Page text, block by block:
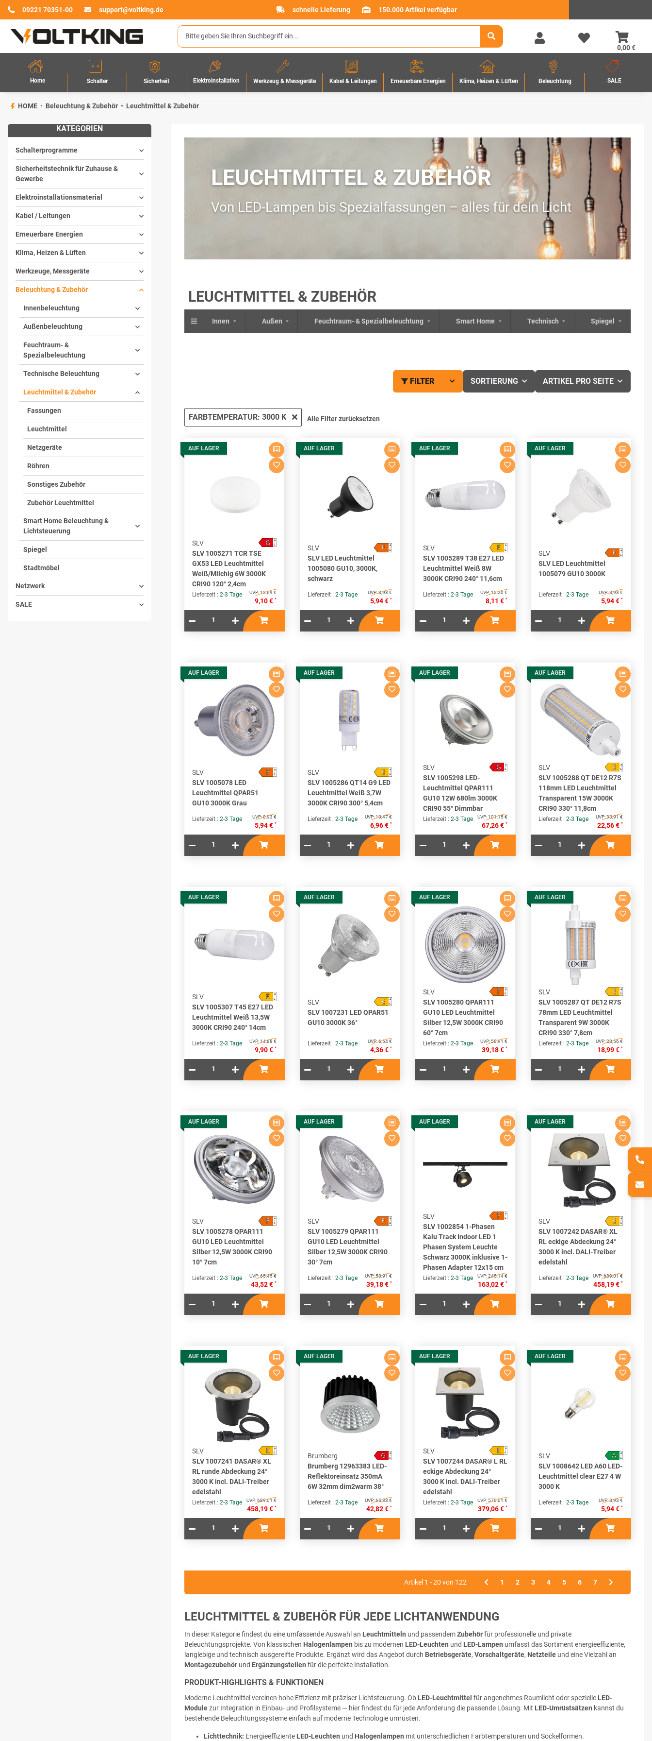
09221 70351-00 support@voltking.de schnelle Lieferung 150.000 Artikel verfügbar
0,00 €
Home Schalter Sicherheit Elektroinstallation Werkzeug & Messgeräte Kabel & Leitungen Erneuerbare Energien Klima, Heizen & Lüften Beleuchtung SALE
HOME Beleuchtung & Zubehör Leuchtmittel & Zubehör
LEUCHTMITTEL & ZUBEHÖR
Von LED-Lampen bis Spezialfassungen – alles für dein Licht
LEUCHTMITTEL & ZUBEHÖR
Innen Außen Feuchtraum- & Spezialbeleuchtung Smart Home Technisch Spiegel
FILTER SORTIERUNG ARTIKEL PRO SEITE
FARBTEMPERATUR: 3000 K Alle Filter zurücksetzen
AUF LAGER
SLV
SLV 1005271 TCR TSE
GX53 LED Leuchtmittel
Weiß/Milchig 6W 3000K
CRI90 120° 2,4cm
Lieferzeit : 2-3 Tage UVP:13,69 €
9,10 € *
A
↑
G
G
AUF LAGER
SLV
SLV LED Leuchtmittel
1005080 GU10, 3000K,
schwarz
Lieferzeit : 2-3 Tage UVP:8,93 €
5,94 € *
A
↑
G
F
AUF LAGER
SLV
SLV 1005289 T38 E27 LED
Leuchtmittel Weiß 8W
3000K CRI90 240° 11,6cm
Lieferzeit : 2-3 Tage UVP:12,20 €
8,11 € *
A
↑
G
E
AUF LAGER
SLV
SLV LED Leuchtmittel
1005079 GU10 3000K
Lieferzeit : 2-3 Tage UVP:8,93 €
5,94 € *
A
↑
G
F
AUF LAGER
SLV
SLV 1005078 LED
Leuchtmittel QPAR51
GU10 3000K Grau
Lieferzeit : 2-3 Tage UVP:8,93 €
5,94 € *
A
↑
G
F
AUF LAGER
SLV
SLV 1005286 QT14 G9 LED
Leuchtmittel Weiß 3,7W
3000K CRI90 300° 5,4cm
Lieferzeit : 2-3 Tage UVP:10,47 €
6,96 € *
A
↑
G
E
AUF LAGER
SLV
SLV 1005298 LED-
Leuchtmittel QPAR111
GU10 12W 680lm 3000K
CRI90 55° Dimmbar
Lieferzeit : 2-3 Tage UVP:101,15 €
67,26 € *
A
↑
G
G
AUF LAGER
SLV
SLV 1005288 QT DE12 R7S
118mm LED Leuchtmittel
Transparent 15W 3000K
CRI90 330° 11,8cm
Lieferzeit : 2-3 Tage UVP:33,91 €
22,56 € *
A
↑
G
E
AUF LAGER
SLV
SLV 1005307 T45 E27 LED
Leuchtmittel Weiß 13,5W
3000K CRI90 240° 14cm
Lieferzeit : 2-3 Tage UVP:14,88 €
9,90 € *
A
↑
G
E
AUF LAGER
SLV
SLV 1007231 LED QPAR51
GU10 3000K 36°
Lieferzeit : 2-3 Tage UVP:6,54 €
4,36 € *
A
↑
G
E
AUF LAGER
SLV
SLV 1005280 QPAR111
GU10 LED Leuchtmittel
Silber 12,5W 3000K CRI90
60° 7cm
Lieferzeit : 2-3 Tage UVP: 58,91 €
39,18 € *
A
↑
G
F
AUF LAGER
SLV
SLV 1005287 QT DE12 R7S
78mm LED Leuchtmittel
Transparent 9W 3000K
CRI90 330° 7,8cm
Lieferzeit : 2-3 Tage UVP:28,56 €
18,99 € *
A
↑
G
E
AUF LAGER
SLV
SLV 1005278 QPAR111
GU10 LED Leuchtmittel
Silber 12,5W 3000K CRI90
10° 7cm
Lieferzeit : 2-3 Tage UVP:65,45 €
43,52 € *
A
↑
G
F
AUF LAGER
SLV
SLV 1005279 QPAR111
GU10 LED Leuchtmittel
Silber 12,5W 3000K CRI90
30° 7cm
Lieferzeit : 2-3 Tage UVP: 58,91 €
39,18 € *
A
↑
G
F
AUF LAGER
SLV
SLV 1002854 1-Phasen
Kalu Track Indoor LED 1
Phasen System Leuchte
Schwarz 3000K inklusive 1-
Phasen Adapter 12x15 cm
Lieferzeit : 2-3 Tage UVP:245,14 €
163,02 € *
A
↑
G
F
AUF LAGER
SLV
SLV 1007242 DASAR® XL
RL eckige Abdeckung 24°
3000 K incl. DALI-Treiber
edelstahl
Lieferzeit : 2-3 Tage UVP:689,01 €
458,19 € *
A
↑
G
E
AUF LAGER
SLV
SLV 1007241 DASAR® XL
RL runde Abdeckung 24°
3000 K incl. DALI-Treiber
edelstahl
Lieferzeit : 2-3 Tage UVP:689,01 €
458,19 € *
A
↑
G
E
AUF LAGER
Brumberg
Brumberg 12963383 LED-
Reflektoreinsatz 350mA
6W 32mm dim2warm 38°
Lieferzeit : 2-3 Tage UVP:65,33 €
42,82 € *
A
↑
G
G
AUF LAGER
SLV
SLV 1007244 DASAR® L RL
eckige Abdeckung 24°
3000 K incl. DALI-Treiber
edelstahl
Lieferzeit : 2-3 Tage UVP: 570,01 €
379,06 € *
A
↑
G
E
AUF LAGER
SLV
SLV 1008642 LED A60 LED-
Leuchtmittel clear E27 4 W
3000 K
Lieferzeit : 2-3 Tage UVP:8,93 €
5,94 € *
A
↑
G
A
Artikel 1 - 20 von 122 1 2 3 4 5 6 7
LEUCHTMITTEL & ZUBEHÖR FÜR JEDE LICHTANWENDUNG
In dieser Kategorie findest du eine umfassende Auswahl an Leuchtmitteln und passendemZubehörfür professionelle und private
Beleuchtungsprojekte. Von klassischen Halogenlampen bis zu modernen LED-Leuchten und LED-Lampen umfasst das Sortiment energieeffiziente,
langlebige und technisch ausgereifte Produkte. Ergänzt wird das Angebot durch Betriebsgeräte, Vorschaltgeräte, Netzteile und eine Vielzahl an
Montagezubehör und Ergänzungsteilen für die perfekte Installation.
PRODUKT-HIGHLIGHTS & FUNKTIONEN
Moderne Leuchtmittel vereinen hohe Effizienz mit präziser Lichtsteuerung. Ob LED-Leuchtmittel für angenehmes Raumlicht oder spezielle LED-
Modulezur Integration in Einbau- und Profilsysteme — hier findest du für jede Anforderung die passende Lösung. Mit LED-Umrüstsätzen kannst du
bestehende Beleuchtungssysteme einfach auf moderne Technologie umrüsten.
Lichttechnik: Energieeffiziente LED-Leuchten und Halogenlampen mit unterschiedlichen Farbtemperaturen und Sockelformen.
KATEGORIEN
Schalterprogramme
Sicherheitstechnik für Zuhause &
Gewerbe
Elektroinstallationsmaterial
Kabel / Leitungen
Erneuerbare Energien
Klima, Heizen & Lüften
Werkzeuge, Messgeräte
Beleuchtung & Zubehör
Innenbeleuchtung
Außenbeleuchtung
Feuchtraum- &
Spezialbeleuchtung
Technische Beleuchtung
Leuchtmittel & Zubehör
Fassungen
Leuchtmittel
Netzgeräte
Röhren
Sonstiges Zubehör
Zubehör Leuchtmittel
Smart Home Beleuchtung &
Lichtsteuerung
Spiegel
Stadtmöbel
Netzwerk
SALE